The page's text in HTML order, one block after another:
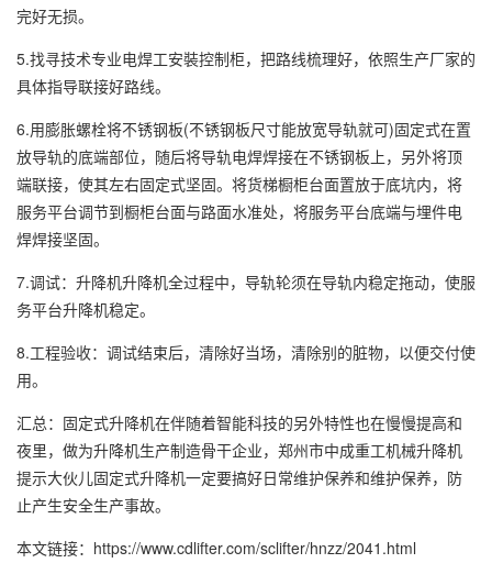
完好无损。
5.找寻技术专业电焊工安裝控制柜，把路线梳理好，依照生产厂家的
具体指导联接好路线。
6.用膨胀螺栓将不锈钢板(不锈钢板尺寸能放宽导轨就可)固定式在置
放导轨的底端部位，随后将导轨电焊焊接在不锈钢板上，另外将顶
端联接，使其左右固定式坚固。将货梯橱柜台面置放于底坑内，将
服务平台调节到橱柜台面与路面水准处，将服务平台底端与埋件电
焊焊接坚固。
7.调试：升降机升降机全过程中，导轨轮须在导轨内稳定拖动，使服
务平台升降机稳定。
8.工程验收：调试结束后，清除好当场，清除别的脏物，以便交付使
用。
汇总：固定式升降机在伴随着智能科技的另外特性也在慢慢提高和
夜里，做为升降机生产制造骨干企业，郑州市中成重工机械升降机
提示大伙儿固定式升降机一定要搞好日常维护保养和维护保养，防
止产生安全生产事故。
本文链接：https://www.cdlifter.com/sclifter/hnzz/2041.html